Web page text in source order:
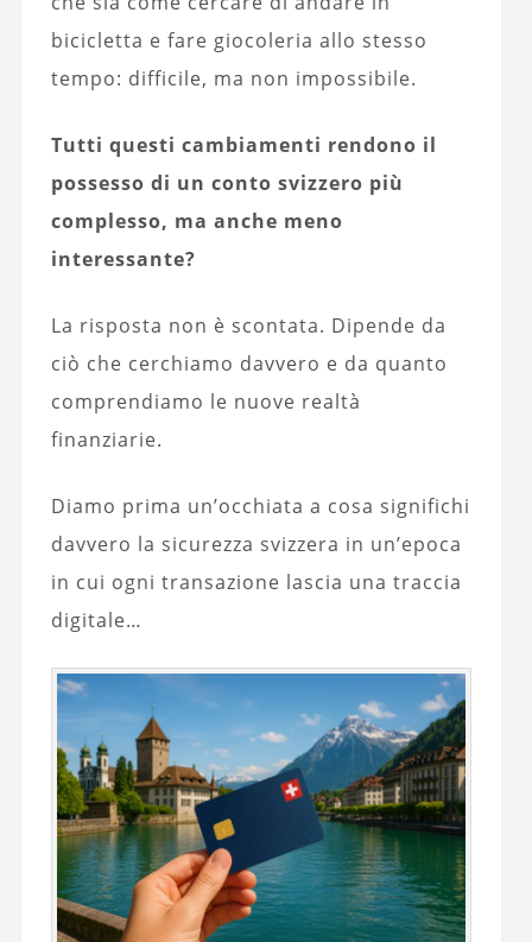
bicicletta e fare giocoleria allo stesso
tempo: difficile, ma non impossibile.
Tutti questi cambiamenti rendono il
possesso di un conto svizzero più
complesso, ma anche meno
interessante?
La risposta non è scontata. Dipende da
ciò che cerchiamo davvero e da quanto
comprendiamo le nuove realtà
finanziarie.
Diamo prima un’occhiata a cosa significhi
davvero la sicurezza svizzera in un’epoca
in cui ogni transazione lascia una traccia
digitale…